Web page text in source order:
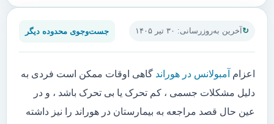
آخرین به‌روزرسانی: ۳۰ تیر ۱۴۰۵ جست‌وجوی محدوده دیگر
اعزام آمبولانس در هوراند گاهی اوقات ممکن است فردی به
دلیل مشکلات جسمی ، کم تحرک یا بی تحرک باشد ، و در
عین حال قصد مراجعه به بیمارستان در هوراند را نیز داشته